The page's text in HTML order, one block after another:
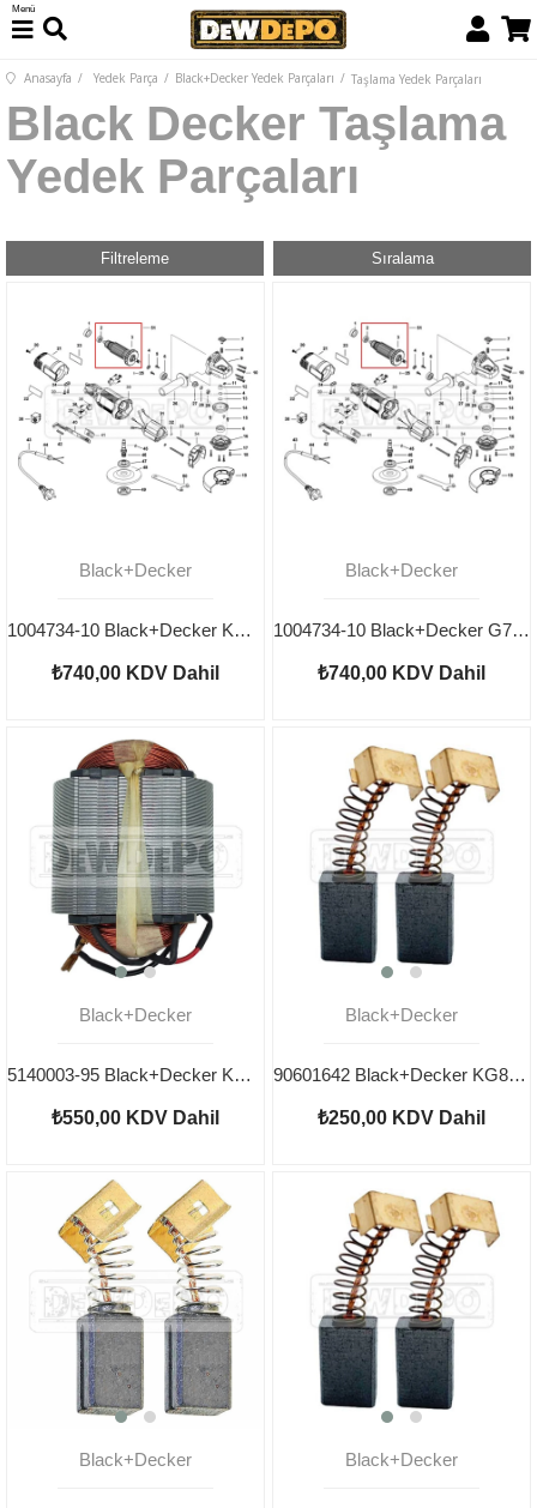
Menü
Anasayfa Yedek Parça Black+Decker Yedek Parçaları Taşlama Yedek Parçaları
Black Decker Taşlama
Yedek Parçaları
Filtreleme Sıralama
Black+Decker
1004734-10 Black+Decker KG8215 Endüvi
₺740,00 KDV Dahil
Black+Decker
1004734-10 Black+Decker G720 Endüvi
₺740,00 KDV Dahil
Black+Decker
5140003-95 Black+Decker KG8215 Yastık
₺550,00 KDV Dahil
Black+Decker
90601642 Black+Decker KG8215 Motor Kömürü
₺250,00 KDV Dahil
Black+Decker Black+Decker